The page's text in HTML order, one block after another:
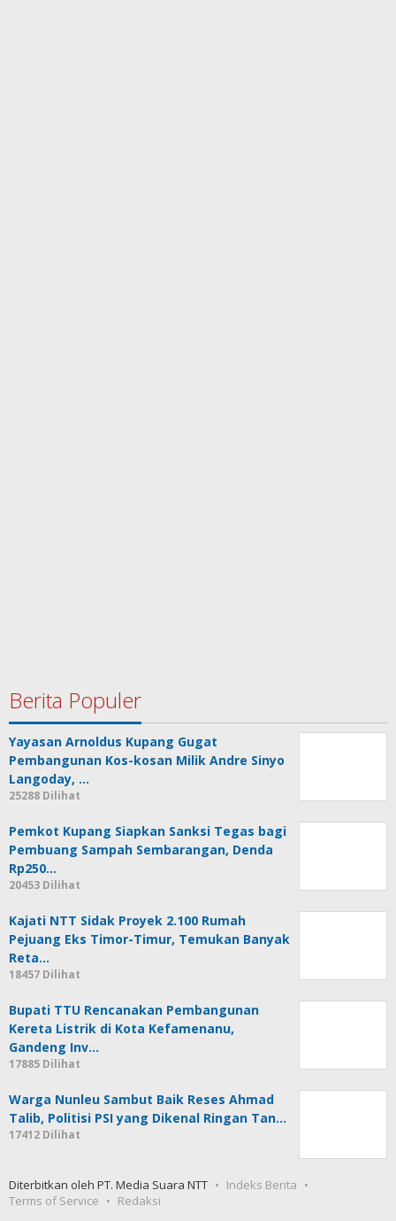
Berita Populer
Yayasan Arnoldus Kupang Gugat
Pembangunan Kos-kosan Milik Andre Sinyo
Langoday, …
25288 Dilihat
Pemkot Kupang Siapkan Sanksi Tegas bagi
Pembuang Sampah Sembarangan, Denda
Rp250…
20453 Dilihat
Kajati NTT Sidak Proyek 2.100 Rumah
Pejuang Eks Timor-Timur, Temukan Banyak
Reta…
18457 Dilihat
Bupati TTU Rencanakan Pembangunan
Kereta Listrik di Kota Kefamenanu,
Gandeng Inv…
17885 Dilihat
Warga Nunleu Sambut Baik Reses Ahmad
Talib, Politisi PSI yang Dikenal Ringan Tan…
17412 Dilihat
Diterbitkan oleh PT. Media Suara NTT
Indeks Berita
Terms of Service
Redaksi